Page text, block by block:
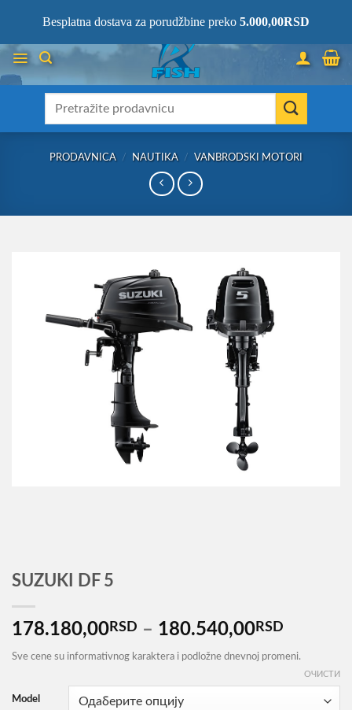
content
MESTU!
PRODAVNICA / NAUTIKA / VANBRODSKI MOTORI
SUZUKI DF 5
178.180,00RSD – 180.540,00RSD
цена:
од
Sve cene su informativnog karaktera i podložne dnevnoj promeni.
Model
ОЧИСТИ
Besplatna dostava za porudžbine preko 5.000,00RSD